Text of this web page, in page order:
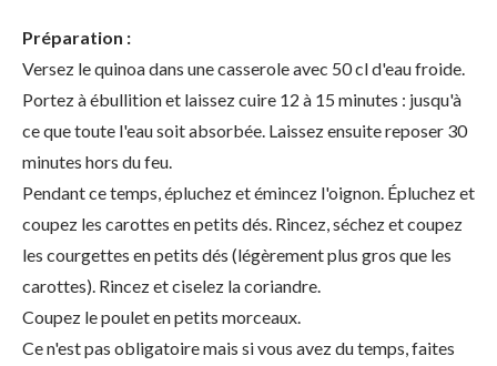
Préparation :
Versez le quinoa dans une casserole avec 50 cl d'eau froide.
Portez à ébullition et laissez cuire 12 à 15 minutes : jusqu'à
ce que toute l'eau soit absorbée. Laissez ensuite reposer 30
minutes hors du feu.
Pendant ce temps, épluchez et émincez l'oignon. Épluchez et
coupez les carottes en petits dés. Rincez, séchez et coupez
les courgettes en petits dés (légèrement plus gros que les
carottes). Rincez et ciselez la coriandre.
Coupez le poulet en petits morceaux.
Ce n'est pas obligatoire mais si vous avez du temps, faites